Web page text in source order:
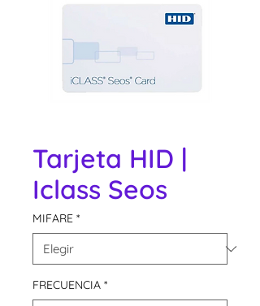
Tarjeta HID |
Iclass Seos
MIFARE *
FRECUENCIA *